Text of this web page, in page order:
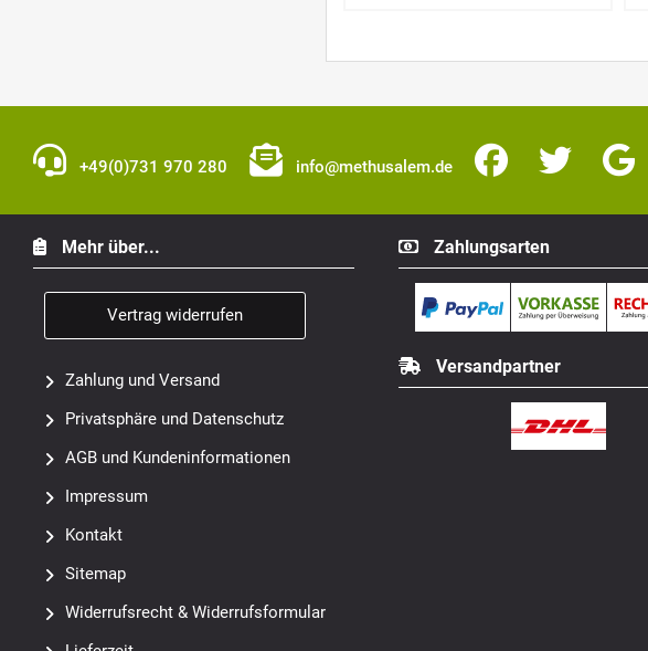
+49(0)731 970 280 info@methusalem.de
Mehr über...
Vertrag widerrufen
Zahlung und Versand
Privatsphäre und Datenschutz
AGB und Kundeninformationen
Impressum
Kontakt
Sitemap
Widerrufsrecht & Widerrufsformular
Zahlungsarten
Versandpartner